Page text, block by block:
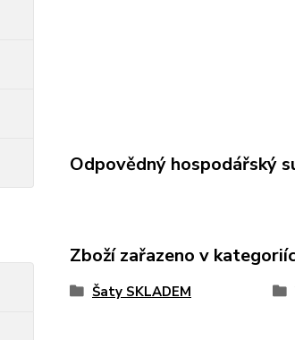
Odpovědný hospodářský
Zboží zařazeno v
Šaty SKLADEM